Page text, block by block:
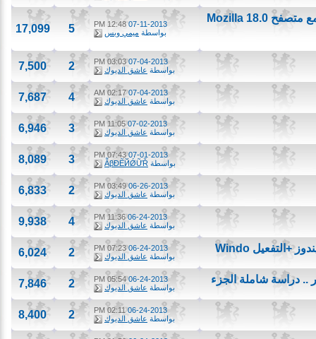
حل مشكلة عدم توافق برنامج Internet Download Manager مع متصفح 18.0 Mozilla 07-11-2013
12:48 PM
بواسطةميمي وبس 17,099
07-04-2013
03:03 PM
بواسطةعاشق الديوك 2
7,500
07-04-2013
02:17 AM
بواسطةعاشق الديوك 4
7,687
07-02-2013
11:05 PM
بواسطةعاشق الديوك 3
6,946
07-01-2013
07:43 PM
بواسطةẪβĐẼЙǾỮŘ
3
8,089
06-26-2013
03:49 PM
بواسطةعاشق الديوك 2
6,833
06-24-2013
11:36 PM
بواسطةعاشق الديوك 4
9,938
06-24-2013
07:23 PM
بواسطةعاشق الديوك 2
6,024
دراسة شاملة الجزء 06-24-2013
05:54 PM
بواسطةعاشق الديوك 2
7,846
06-24-2013
02:11 PM
بواسطةعاشق الديوك 2
8,400